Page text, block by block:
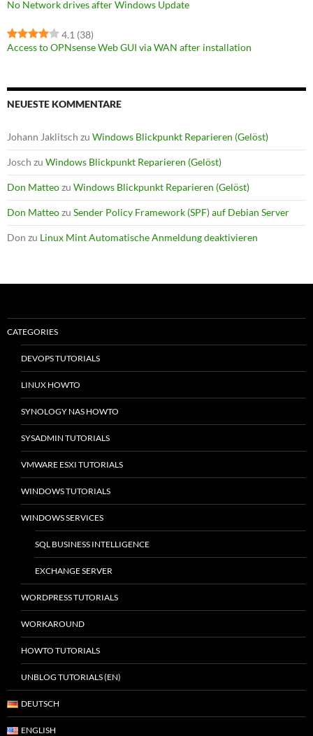
No Network drives after Windows Update
4.1 (38)
Access to OPNsense Web GUI via WAN after installation
NEUESTE KOMMENTARE
Johann Jaklitsch zu Windows Blickpunkt Reparieren (Gelöst)
Josch zu Windows Blickpunkt Reparieren (Gelöst)
Don Matteozu Windows Blickpunkt Reparieren (Gelöst)
Don Matteozu Sender Policy Framework (SPF) auf Debian Server
Don zu Linux Mint Automatische Anmeldung deaktivieren
CATEGORIES
DEVOPS TUTORIALS
LINUX HOWTO
SYNOLOGY NAS HOWTO
SYSADMIN TUTORIALS
VMWARE ESXI TUTORIALS
WINDOWS TUTORIALS
WINDOWS SERVICES
SQL BUSINESS INTELLIGENCE
EXCHANGE SERVER
WORDPRESS TUTORIALS
WORKAROUND
HOWTO TUTORIALS
UNBLOG TUTORIALS (EN)
DEUTSCH
ENGLISH